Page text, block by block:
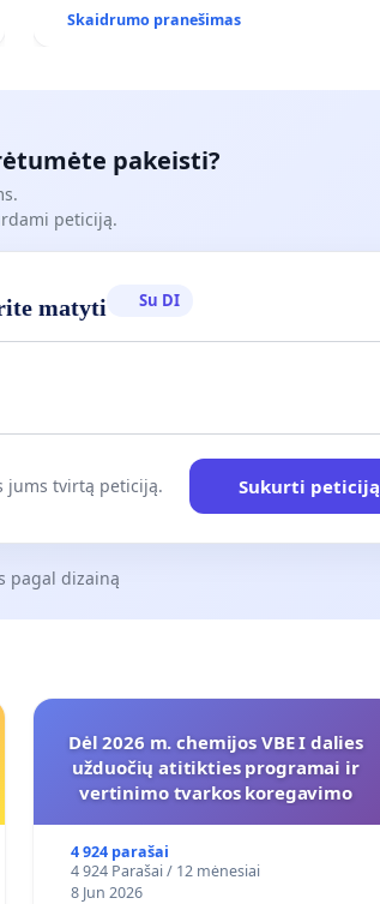
Skaidrumo pranešimas
pakeisti?
peticiją.
matyti Su DI
jums tvirtą peticiją. Sukurti peticiją
pagal dizainą
Dėl 2026 m. chemijos VBE I dalies
užduočių atitikties programai ir
vertinimo tvarkos koregavimo
4 924 parašai
4 924 Parašai / 12 mėnesiai
8 Jun 2026